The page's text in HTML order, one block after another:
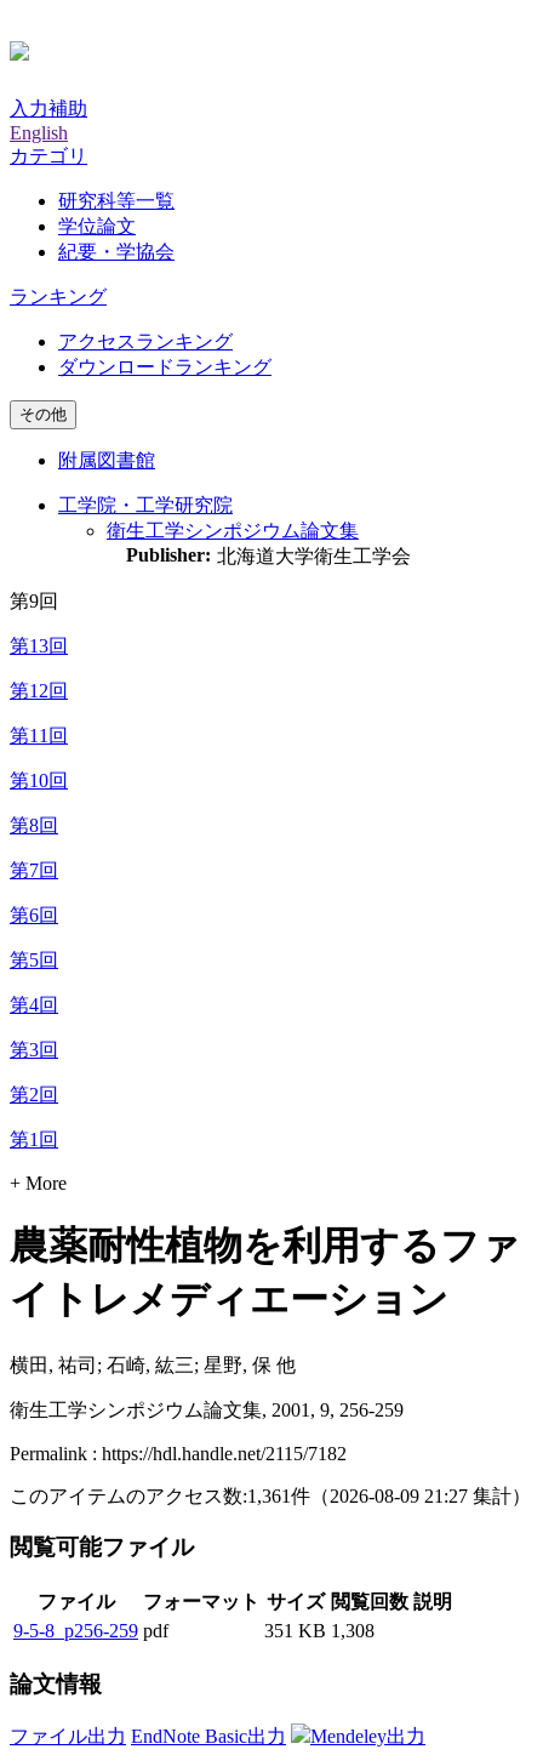
入力補助
English
カテゴリ
研究科等一覧
学位論文
紀要・学協会
ランキング
アクセスランキング
ダウンロードランキング
その他
附属図書館
工学院・工学研究院
衛生工学シンポジウム論文集
Publisher: 北海道大学衛生工学会
第9回
第13回
第12回
第11回
第10回
第8回
第7回
第6回
第5回
第4回
第3回
第2回
第1回
+ More
農薬耐性植物を利用するファ
イトレメディエーション
横田, 祐司; 石崎, 紘三; 星野, 保 他
衛生工学シンポジウム論文集, 2001, 9, 256-259
Permalink : https://hdl.handle.net/2115/7182
このアイテムのアクセス数:1,361件 （2026-08-09 21:27 集計）
閲覧可能ファイル
ファイル フォーマット サイズ 閲覧回数 説明
9-5-8_p256-259 pdf 351 KB 1,308
論文情報
ファイル出力 EndNote Basic出力 Mendeley出力